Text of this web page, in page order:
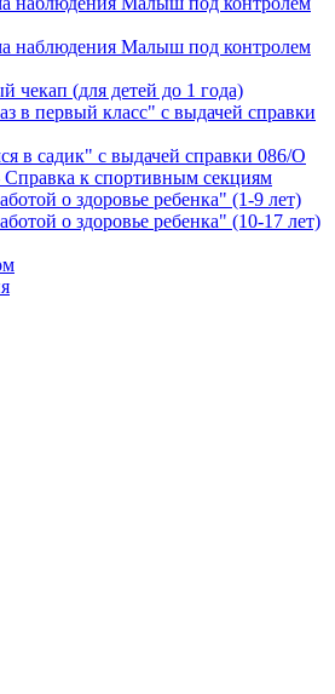
наблюдения Малыш под контролем
чекап (для детей до 1 года)
в первый класс" с выдачей справки
в садик" с выдачей справки 086/О
к спортивным секциям
о здоровье ребенка" (1-9 лет)
о здоровье ребенка" (10-17 лет)